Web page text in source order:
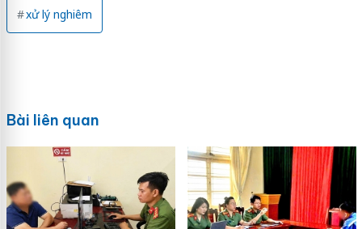
xử lý nghiêm
Bài liên quan